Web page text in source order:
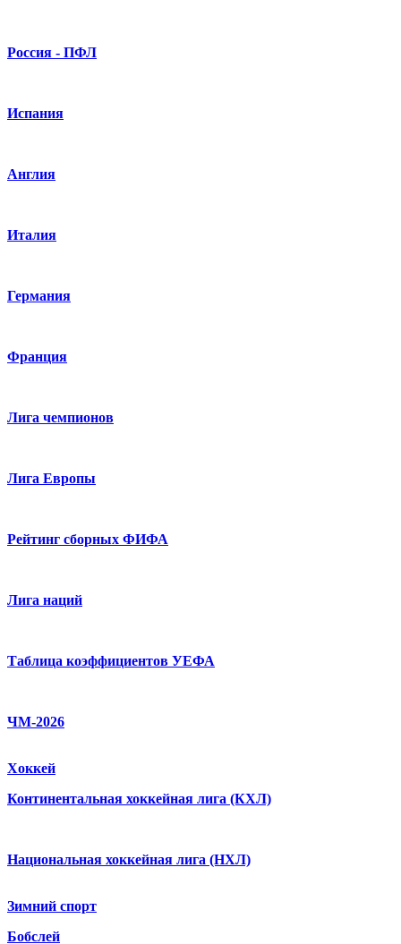
Россия - ПФЛ
Испания
Англия
Италия
Германия
Франция
Лига чемпионов
Лига Европы
Рейтинг сборных ФИФА
Лига наций
Таблица коэффициентов УЕФА
ЧМ-2026
Хоккей
Континентальная хоккейная лига (КХЛ)
Национальная хоккейная лига (НХЛ)
Зимний спорт
Бобслей